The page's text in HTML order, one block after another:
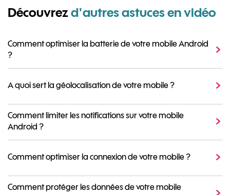
Découvrezd'autres astuces en vidéo
Comment optimiser la batterie de votre mobile Android
?
A quoi sert la géolocalisation de votre mobile ?
Comment limiter les notifications sur votre mobile
Android ?
Comment optimiser la connexion de votre mobile ?
Comment protéger les données de votre mobile